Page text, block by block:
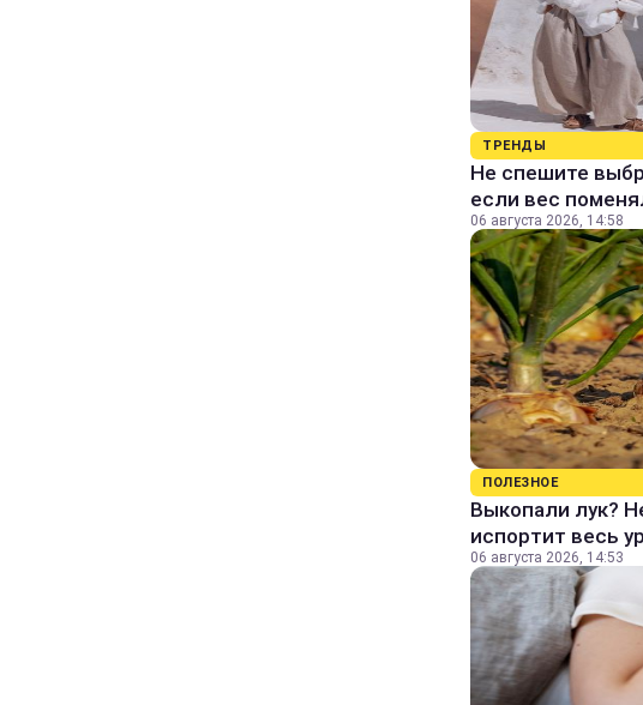
ТРЕНДЫ
Не спешите
если вес
06 августа 2026, 14:58
ПОЛЕЗНОЕ
Выкопали лук?
испортит весь
06 августа 2026, 14:53